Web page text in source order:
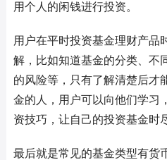
用个人的闲钱进行投资。
用户在平时投资基金理财产品
解，比如知道基金的分类、不
的风险等，只有了解清楚后才
金的人，用户可以向他们学习
资技巧，让自己的投资基金时
最后就是常见的基金类型有货